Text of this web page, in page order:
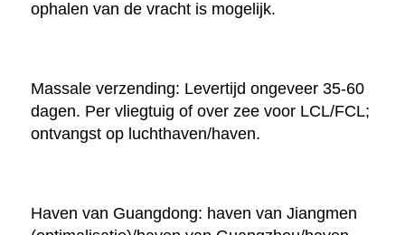
ophalen van de vracht is mogelijk.
Massale verzending: Levertijd ongeveer 35-60
dagen. Per vliegtuig of over zee voor LCL/FCL;
ontvangst op luchthaven/haven.
Haven van Guangdong: haven van Jiangmen